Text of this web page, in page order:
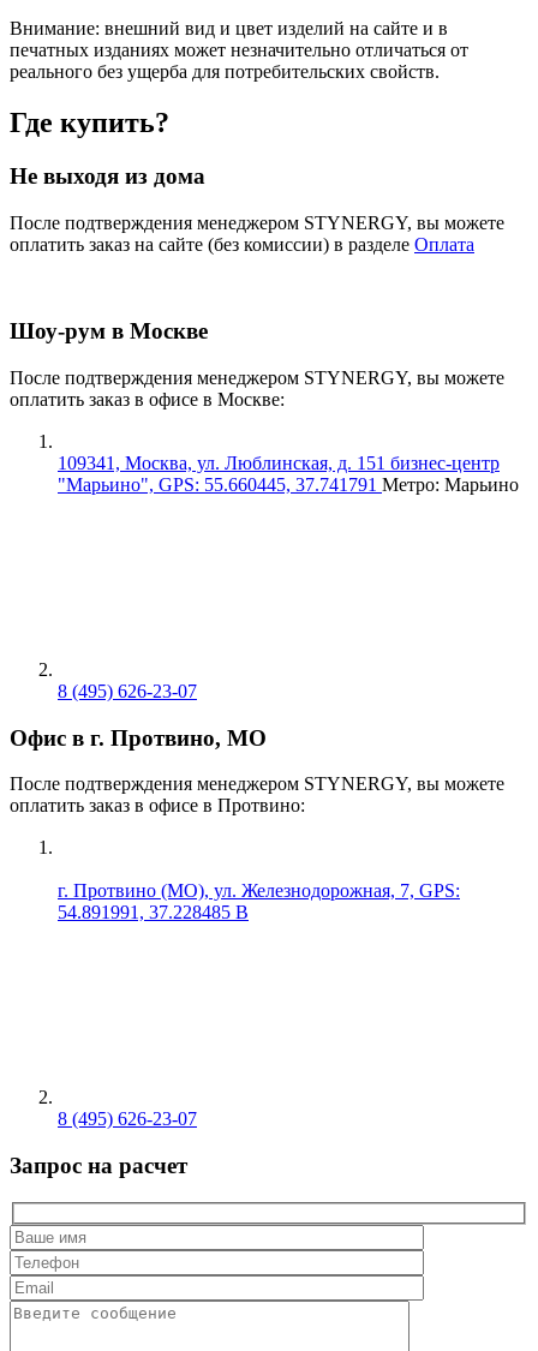
Внимание: внешний вид и цвет изделий на сайте и в
печатных изданиях может незначительно отличаться от
реального без ущерба для потребительских свойств.
Где купить?
Не выходя из дома
После подтверждения менеджером STYNERGY, вы можете
оплатить заказ на сайте (без комиссии) в разделе Оплата
Шоу-рум в Москве
После подтверждения менеджером STYNERGY, вы можете
оплатить заказ в офисе в Москве:
109341, Москва, ул. Люблинская, д. 151 бизнес-центр
"Марьино", GPS: 55.660445, 37.741791 Метро: Марьино
8 (495) 626-23-07
Офис в г. Протвино, МО
После подтверждения менеджером STYNERGY, вы можете
оплатить заказ в офисе в Протвино:
г. Протвино (МО), ул. Железнодорожная, 7, GPS:
54.891991, 37.228485 В
8 (495) 626-23-07
Запрос на расчет